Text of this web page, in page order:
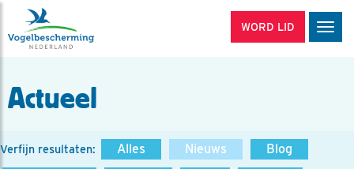
WORD LID
Actueel
Verfijn resultaten: Alles Nieuws
Blog